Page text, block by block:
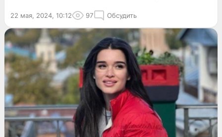
22 мая, 2024, 10:12 97 Обсудить